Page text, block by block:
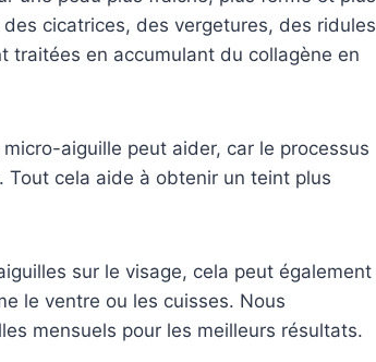
cicatrices, des vergetures, des ridules
traitées en accumulant du collagène en
aiguille peut aider, car le processus
cela aide à obtenir un teint plus
sur le visage, cela peut également
le ventre ou les cuisses. Nous
mensuels pour les meilleurs résultats.